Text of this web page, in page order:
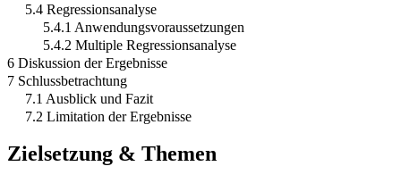
5.4 Regressionsanalyse
5.4.1 Anwendungsvoraussetzungen
5.4.2 Multiple Regressionsanalyse
6 Diskussion der Ergebnisse
7 Schlussbetrachtung
7.1 Ausblick und Fazit
7.2 Limitation der Ergebnisse
Zielsetzung & Themen